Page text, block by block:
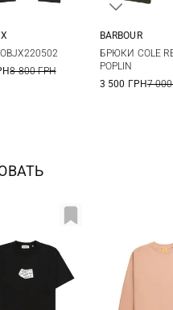
8 800 ГРН
BARBOUR
БРЮКИ COLE
POPLIN
3 500 ГРН7